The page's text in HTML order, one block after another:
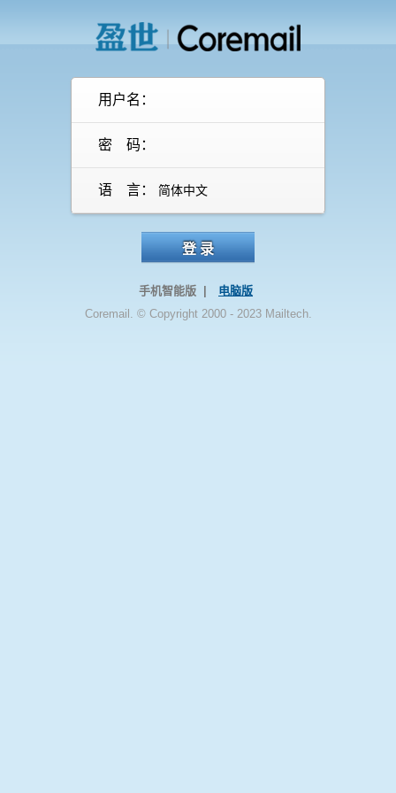
用户名：
密 码：
语 言：
登 录
手机智能版 |
电脑版
Coremail. © Copyright 2000 - 2023 Mailtech.